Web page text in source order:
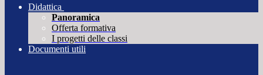
Didattica
Panoramica
Offerta formativa
I progetti delle classi
Documenti utili